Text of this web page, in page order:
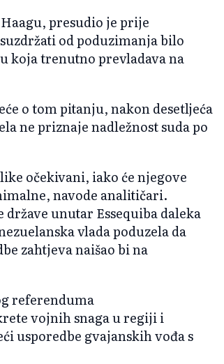
presudio je prije
od poduzimanja bilo
koja trenutno prevladava na
o tom pitanju, nakon desetljeća
ne priznaje nadležnost suda po
očekivani, iako će njegove
navode analitičari.
unutar Essequiba daleka
vlada poduzela da
zahtjeva naišao bi na
referenduma
vojnih snaga u regiji i
usporedbe gvajanskih vođa s